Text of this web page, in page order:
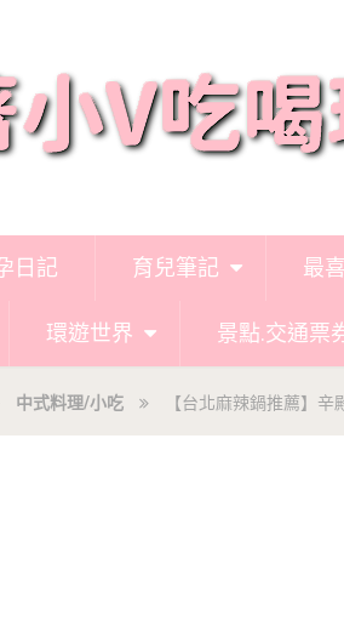
日記 育兒筆記 最
環遊世界 景點.交通票
中式料理/小吃 【台北麻辣鍋推薦】